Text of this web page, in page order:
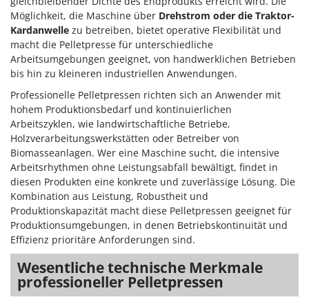
Weitere Produkte
Wiesenwalzen für Traktor
Wippsägen
Wurstfüller
Z
Zerstäuber
Zinkeneggen
Zubehör für Rasentraktoren
Landxcape
LAR Casalinghi
Lavor
Linea VZ
Lisam
Lotusgrill
M
M.A.I.BO.
Macom
Macte Ovens
Makita
MAMMAMIA
Marcato
Marina Systems
Master
Möglichkeit, die Maschine über Drehstrom oder die Traktor-
Kardanwelle zu betreiben, bietet operative Flexibilität und
macht die Pelletpresse für unterschiedliche
Arbeitsumgebungen geeignet, von handwerklichen Betrieben
bis hin zu kleineren industriellen Anwendungen.
Professionelle Pelletpressen richten sich an Anwender mit
hohem Produktionsbedarf und kontinuierlichen
Arbeitszyklen, wie landwirtschaftliche Betriebe,
Holzverarbeitungswerkstätten oder Betreiber von
Biomasseanlagen. Wer eine Maschine sucht, die intensive
Arbeitsrhythmen ohne Leistungsabfall bewältigt, findet in
diesen Produkten eine konkrete und zuverlässige Lösung. Die
Kombination aus Leistung, Robustheit und
Produktionskapazität macht diese Pelletpressen geeignet für
Produktionsumgebungen, in denen Betriebskontinuität und
Effizienz prioritäre Anforderungen sind.
Wesentliche technische Merkmale
professioneller Pelletpressen